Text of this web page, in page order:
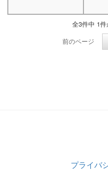
全3件中 1
前のページ
プライバ